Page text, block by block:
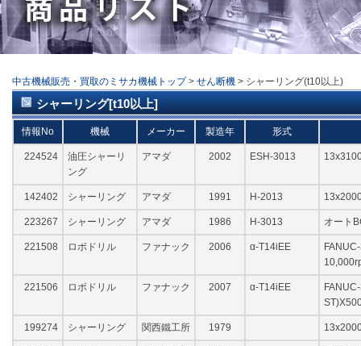
中古機械販売・買取のミサカ機械トップ > せん断機 > シャーリング(t10以上)
シャーリング[t10以上]
情報No 機械 メーカー 製造年 形式
224524
油圧シャーリ
ング
アマダ 2002 ESH-3013
142402 シャーリング アマダ 1991 H-2013
223267 シャーリング アマダ 1986 H-3013 オート
221508 ロボドリル ファナック 2006 α-T14iEE
221506 ロボドリル ファナック 2007 α-T14iEE
199274 シャーリング 関西鐵工所 1979